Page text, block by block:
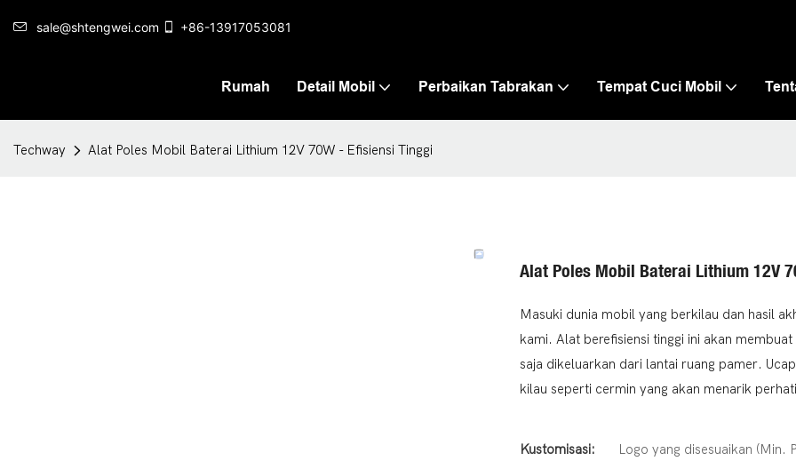
sale@shtengwei.com +86-13917053081
Rumah Detail Mobil Perbaikan Tabrakan Tempat Cuci Mobil
Techway Alat Poles Mobil Baterai Lithium 12V 70W - Efisiensi Tinggi
Alat Poles Mobil Baterai Lithium 12V
Masuki dunia mobil yang berkilau dan hasil
kami. Alat berefisiensi tinggi ini akan
saja dikeluarkan dari lantai ruang pamer.
kilau seperti cermin yang akan menarik
Kustomisasi:
Logo yang disesuaikan (Min.